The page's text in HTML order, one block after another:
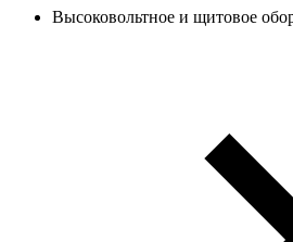
Высоковольтное и щитовое